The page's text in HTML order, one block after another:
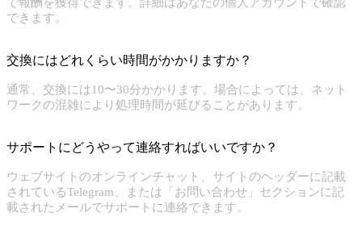
できます。
交換にはどれくらい時間がかかりますか？
通常、交換には10〜30分かかります。場合によっては、ネット
ワークの混雑により処理時間が延びることがあります。
サポートにどうやって連絡すればいいですか？
ウェブサイトのオンラインチャット、サイトのヘッダーに記載
されているTelegram、または「お問い合わせ」セクションに記
載されたメールでサポートに連絡できます。